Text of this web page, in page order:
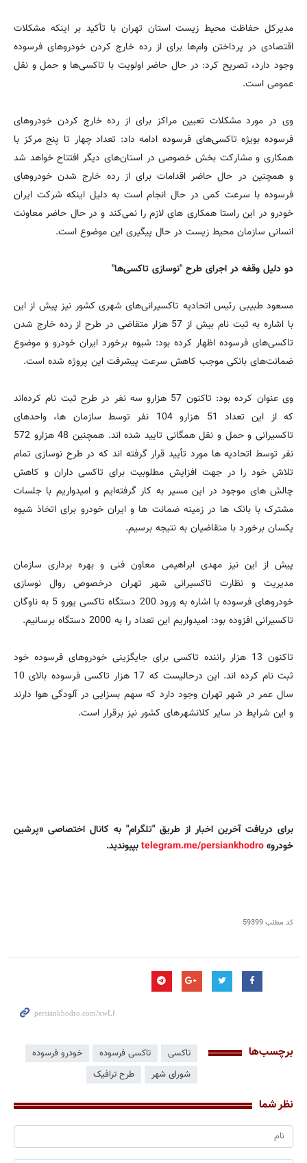
مدیرکل حفاظت محیط زیست استان تهران با تأکید بر اینکه مشکلات
اقتصادی در پرداختن وام‌ها برای از رده خارج کردن خودروهای فرسوده
وجود دارد، تصریح کرد: در حال حاضر اولویت با تاکسی‌ها و حمل و نقل
عمومی است.
وی در مورد مشکلات تعیین مراکز برای از رده خارج کردن خودروهای
فرسوده بویژه تاکسی‌های فرسوده ادامه داد: تعداد چهار تا پنج مرکز با
همکاری و مشارکت بخش خصوصی در استان‌های دیگر افتتاح خواهد شد
و همچنین در حال حاضر اقدامات برای از رده خارج شدن خودروهای
فرسوده با سرعت کمی در حال انجام است به دلیل اینکه شرکت ایران
خودرو در این راستا همکاری های لازم را نمی‌کند و در حال حاضر معاونت
انسانی سازمان محیط زیست در حال پیگیری این موضوع است.
دو دلیل وقفه در اجرای طرح "نوسازی تاکسی‌ها"
مسعود طبیبی رئیس اتحادیه تاکسیرانی‌های شهری کشور نیز پیش از این
با اشاره به ثبت نام بیش از 57 هزار متقاضی در طرح از رده خارج شدن
تاکسی‌های فرسوده اظهار کرده بود: شیوه برخورد ایران خودرو و موضوع
ضمانت‌های بانکی موجب کاهش سرعت پیشرفت این پروژه شده است.
وی عنوان کرده بود: تاکنون 57 هزارو سه نفر در طرح ثبت نام کرده‌اند
که از این تعداد 51 هزارو 104 نفر توسط سازمان ها، واحدهای
تاکسیرانی و حمل و نقل همگانی تایید شده اند. همچنین 48 هزارو 572
نفر توسط اتحادیه ها مورد تأیید قرار گرفته اند که در طرح نوسازی تمام
تلاش خود را در جهت افزایش مطلوبیت برای تاکسی داران و کاهش
چالش های موجود در این مسیر به کار گرفته‌ایم و امیدواریم با جلسات
مشترک با بانک ها در زمینه ضمانت ها و ایران خودرو برای اتخاذ شیوه
یکسان برخورد با متقاضیان به نتیجه برسیم.
پیش از این نیز مهدی ابراهیمی معاون فنی و بهره برداری سازمان
مدیریت و نظارت تاکسیرانی شهر تهران درخصوص روال نوسازی
خودروهای فرسوده با اشاره به ورود 200 دستگاه تاکسی یورو 5 به ناوگان
تاکسیرانی افزوده بود: امیدواریم این تعداد را به 2000 دستگاه برسانیم.
تاکنون 13 هزار راننده تاکسی برای جایگزینی خودروهای فرسوده خود
ثبت نام کرده اند. این درحالیست که 17 هزار تاکسی فرسوده بالای 10
سال عمر در شهر تهران وجود دارد که سهم بسزایی در آلودگی هوا دارند
و این شرایط در سایر کلانشهرهای کشور نیز برقرار است.
برای دریافت آخرین اخبار از طریق "تلگرام" به کانال اختصاصی «پرشین
خودرو»telegram.me/persiankhodroبپیوندید.
کد مطلب59399
برچسب‌ها تاکسی تاکسی فرسوده
خودرو فرسوده
شورای شهر
طرح ترافیک
نظر شما